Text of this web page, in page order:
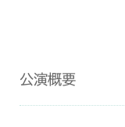
公演概要